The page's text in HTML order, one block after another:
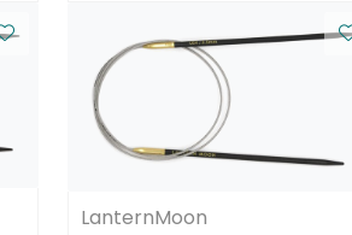
LanternMoon